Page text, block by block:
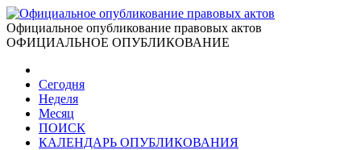
Официальное опубликование правовых актов
ОФИЦИАЛЬНОЕ ОПУБЛИКОВАНИЕ
Сегодня
Неделя
Месяц
ПОИСК
КАЛЕНДАРЬ ОПУБЛИКОВАНИЯ